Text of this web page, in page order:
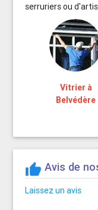
serruriers ou
Vitrier à
Belvédère
thumb_up Avis de
Laissez un avis